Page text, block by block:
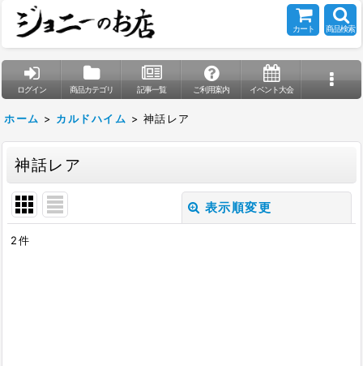
カート 商品検索
ログイン 商品カテゴリ 記事一覧 ご利用案内 イベント大会
ホーム > カルドハイム > 神話レア
神話レア
表示順変更
2件